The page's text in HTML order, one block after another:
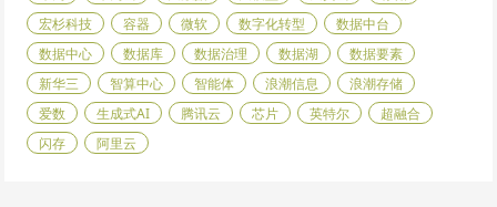
宏杉科技
容器 微软 数字化转型
数据中台
数据中心
数据库 数据治理 数据湖
数据要素
新华三
智算中心 智能体 浪潮信息
浪潮存储
爱数
生成式AI 腾讯云 芯片 英特尔
超融合
闪存
阿里云